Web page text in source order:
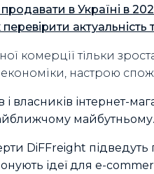
в Україні в
актуальність
комерції тільки
економіки, настрою
власників інтернет-
майбутньому.
DiFFreight
ідеї для e-